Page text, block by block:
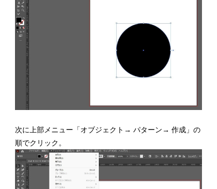
次に上部メニュー「オブジェクト→ パターン→ 作成」の
順でクリック。